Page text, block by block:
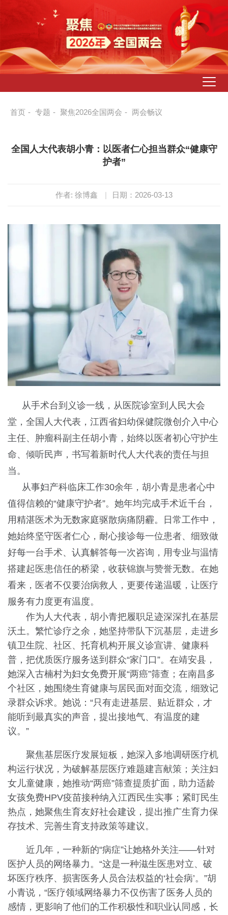
首页 - 专题 - 聚焦2026全国两会 - 两会畅议
全国人大代表胡小青：以医者仁心担当群众“健康守
护者”
作者: 徐博鑫 | 日期：2026-03-13
从手术台到义诊一线，从医院诊室到人民大会
堂，全国人大代表，江西省妇幼保健院微创介入中心
主任、肿瘤科副主任胡小青，始终以医者初心守护生
命、倾听民声，书写着新时代人大代表的责任与担
当。
从事妇产科临床工作30余年，胡小青是患者心中
值得信赖的“健康守护者”。她年均完成手术近千台，
用精湛医术为无数家庭驱散病痛阴霾。日常工作中，
她始终坚守医者仁心，耐心接诊每一位患者、细致做
好每一台手术、认真解答每一次咨询，用专业与温情
搭建起医患信任的桥梁，收获锦旗与赞誉无数。在她
看来，医者不仅要治病救人，更要传递温暖，让医疗
服务有力度更有温度。
作为人大代表，胡小青把履职足迹深深扎在基层
沃土。繁忙诊疗之余，她坚持带队下沉基层，走进乡
镇卫生院、社区、托育机构开展义诊宣讲、健康科
普，把优质医疗服务送到群众“家门口”。在靖安县，
她深入古楠村为妇女免费开展“两癌”筛查；在南昌多
个社区，她围绕生育健康与居民面对面交流，细致记
录群众诉求。她说：“只有走进基层、贴近群众，才
能听到最真实的声音，提出接地气、有温度的建
议。”
聚焦基层医疗发展短板，她深入多地调研医疗机
构运行状况，为破解基层医疗难题建言献策；关注妇
女儿童健康，她推动“两癌”筛查提质扩面，助力适龄
女孩免费HPV疫苗接种纳入江西民生实事；紧盯民生
热点，她聚焦生育友好社会建设，提出推广生育力保
存技术、完善生育支持政策等建议。
近几年，一种新的“病症”让她格外关注——针对
医护人员的网络暴力。“这是一种滋生医患对立、破
坏医疗秩序、损害医务人员合法权益的‘社会病’。”胡
小青说，“医疗领域网络暴力不仅伤害了医务人员的
感情，更影响了他们的工作积极性和职业认同感，长